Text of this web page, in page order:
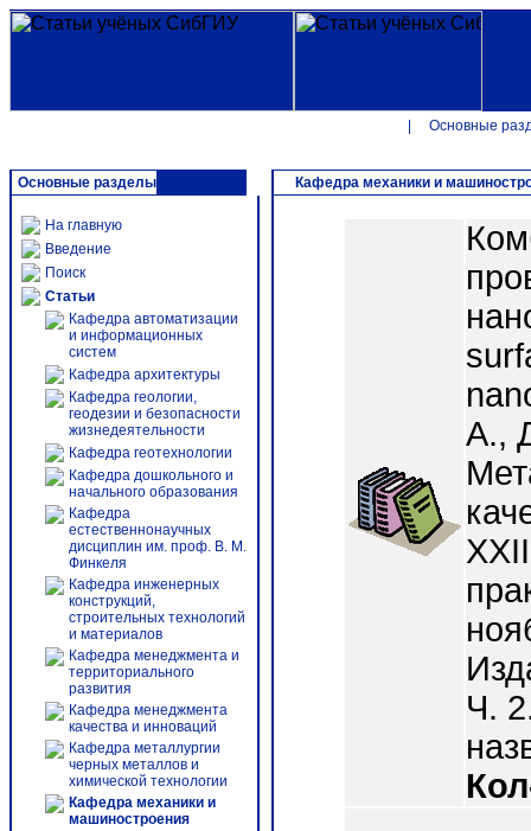
Основные
Основные разделы
На главную
Введение
Поиск
Статьи
Кафедра автоматизации
и информационных
систем
Кафедра архитектуры
Кафедра геологии,
геодезии и безопасности
жизнедеятельности
Кафедра геотехнологии
Кафедра дошкольного и
начального образования
Кафедра
естественнонаучных
дисциплин им. проф. В. М.
Финкеля
Кафедра инженерных
конструкций,
строительных технологий
и материалов
Кафедра менеджмента и
территориального
развития
Кафедра менеджмента
качества и инноваций
Кафедра металлургии
черных металлов и
химической технологии
Кафедра механики и
машиностроения
Кафедра механики и
А.,
Ч.